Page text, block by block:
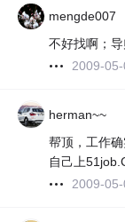
mengde007
不好找啊；导
2009-05-
herman~~
帮顶，工作
自己上
2009-05-